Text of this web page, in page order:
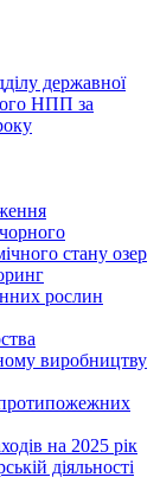
державної
НПП за
стану озер
рослин
виробництву
на 2025 рік
діяльності